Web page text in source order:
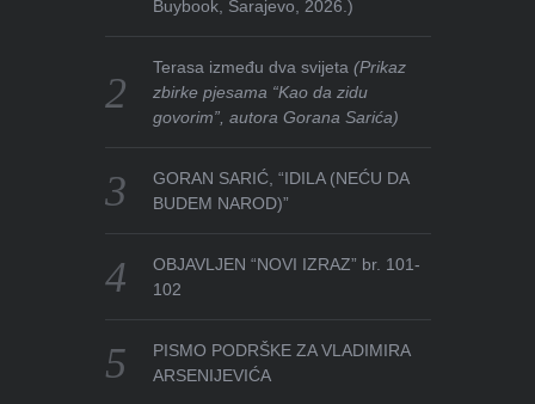
Buybook, Sarajevo, 2026.)
Terasa između dva svijeta(Prikaz
zbirke pjesama “Kao da zidu
govorim”, autora Gorana Sarića)
GORAN SARIĆ, “IDILA (NEĆU DA
BUDEM NAROD)”
OBJAVLJEN “NOVI IZRAZ” br. 101-
102
PISMO PODRŠKE ZA VLADIMIRA
ARSENIJEVIĆA